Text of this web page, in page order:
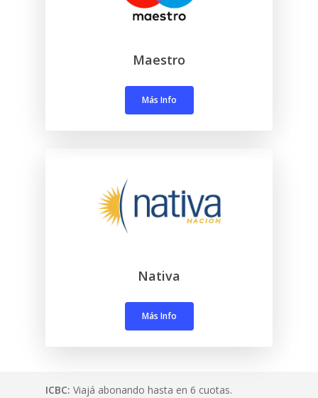
Maestro
Más Info
Nativa
Más Info
ICBC: Viajá abonando hasta en 6 cuotas.
Destinos
Beneficios
Flota
Contacto